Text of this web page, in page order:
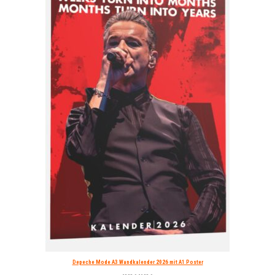
Depeche Mode A3 Wandkalender 2026 mit A1 Poster